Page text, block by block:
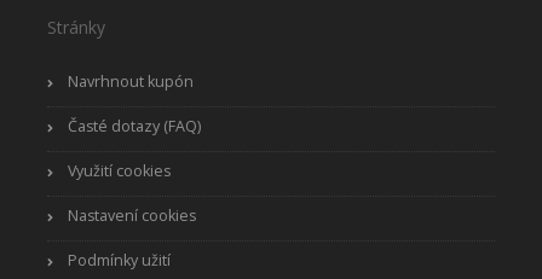
Stránky
Navrhnout kupón
Časté dotazy (FAQ)
Využití cookies
Nastavení cookies
Podmínky užití